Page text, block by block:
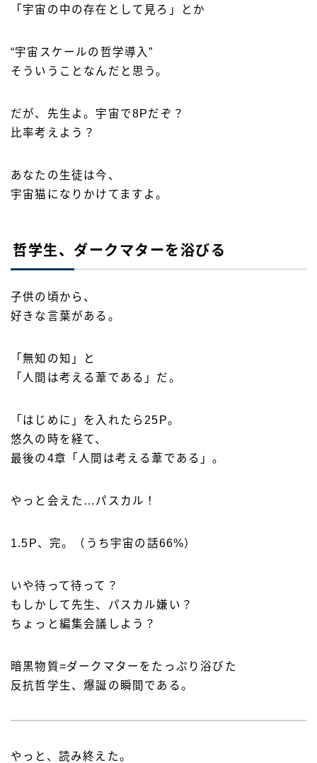
「宇宙の中の存在として見ろ」とか
“宇宙スケールの哲学導入”
そういうことなんだと思う。
だが、先生よ。宇宙で8Pだぞ？
比率考えよう？
あなたの生徒は今、
宇宙猫になりかけてますよ。
哲学生、ダークマターを浴びる
子供の頃から、
好きな言葉がある。
「無知の知」と
「人間は考える葦である」だ。
「はじめに」を入れたら25P。
悠久の時を経て、
最後の4章「人間は考える葦である」。
やっと会えた…パスカル！
1.5P、完。（うち宇宙の話66%）
いや待って待って？
もしかして先生、パスカル嫌い？
ちょっと編集会議しよう？
暗黒物質=ダークマターをたっぷり浴びた
反抗哲学生、爆誕の瞬間である。
やっと、読み終えた。